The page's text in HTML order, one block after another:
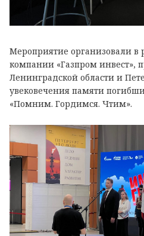
Мероприятие организовали в
компании «Газпром инвест»,
Ленинградской области и
увековечения памяти
«Помним. Гордимся. Чтим».